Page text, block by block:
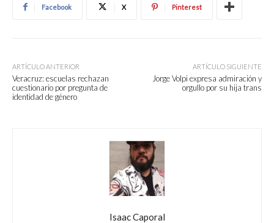
Facebook X Pinterest
ARTÍCULO ANTERIOR
Veracruz: escuelas rechazan
cuestionario por pregunta de
identidad de género
ARTÍCULO SIGUIENTE
Jorge Volpi expresa admiración y
orgullo por su hija trans
Isaac Caporal